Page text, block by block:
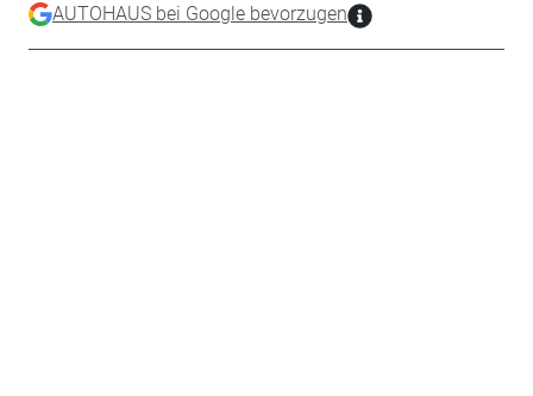
AUTOHAUS bei Google bevorzugen